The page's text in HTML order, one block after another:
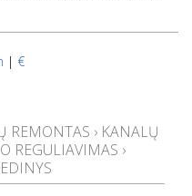
| €
REMONTAS › KANALŲ
REGULIAVIMAS ›